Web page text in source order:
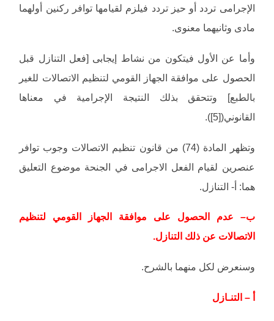
الإجرامى تردد أو حيز تردد فيلزم لقيامها توافر ركنين أولهما
مادى وثانيهما معنوى.
وأما عن الأول فيتكون من نشاط إيجابى [فعل التنازل قبل
الحصول على موافقة الجهاز القومي لتنظيم الاتصالات للغير
بالطبع] وتتحقق بذلك النتيجة الإجرامية في معناها
القانوني([5]).
وتظهر المادة (74) من قانون تنظيم الاتصالات وجوب توافر
عنصرين لقيام الفعل الاجرامى في الجنحة موضوع التعليق
هما: أ- التنازل.
ب– عدم الحصول على موافقة الجهاز القومي لتنظيم
الاتصالات عن ذلك التنازل.
وسنعرض لكل منهما بالشرح.
أ – التنـازل